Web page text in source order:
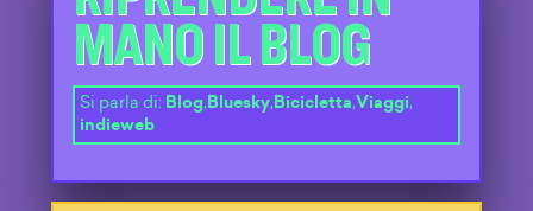
MANO IL BLOG
Si parla di: Blog,Bluesky,Bicicletta,Viaggi,
indieweb